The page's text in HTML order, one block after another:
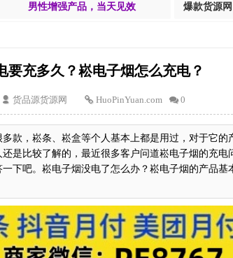
男性增强产品，当天见效 爆款货源
要充多久？崧电子烟怎么充电？
货品源货源网 HuoPinYuan.com 0
款，崧条、崧盒等个人基本上都是用过，对于它的
是比较了解的，最近很多客户问道崧电子烟的充电
下吧。崧电子烟没电了怎么办？崧电子烟的产品基